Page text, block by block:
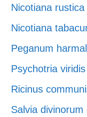
Nicotiana rustica
Nicotiana
Peganum
Psychotria viridis
Ricinus
Salvia divinorum